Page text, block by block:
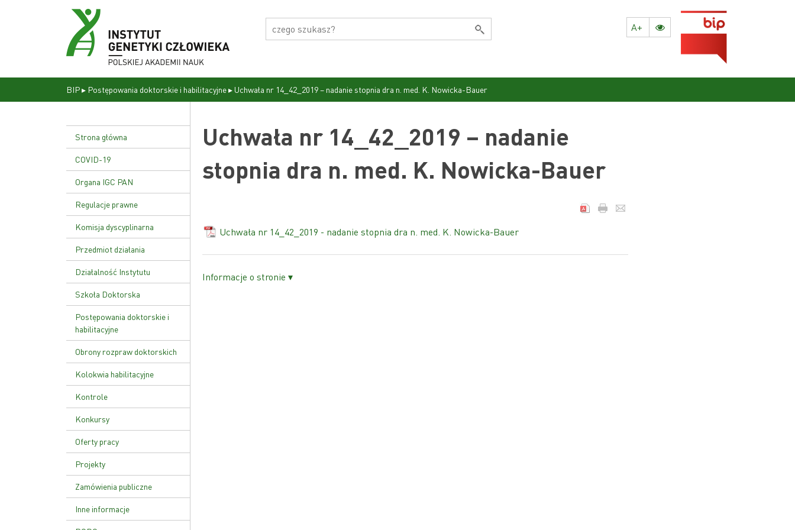
A+
BIP▸ Postępowania doktorskie i habilitacyjne▸ Uchwała nr 14_42_2019 – nadanie stopnia dra n. med. K. Nowicka-Bauer
Strona główna
COVID-19
Organa IGC PAN
Dyrekcja
Rada naukowa
Regulacje prawne
Statut Instytutu
Uchwała nr 17/02
Ustawa o PAN
Komisja dyscyplinarna
Przedmiot działania
Działalność Instytutu
Zakład Genetyki Molekularnej
i Translacyjnej
Zakład Funkcji Kwasów
Nukleinowych
Zakład Patologii Molekularnej
Zakład Zaawansowanych
Terapii Biomedycznych i
Niepłodności
Zakład Genetyki Nowotworów
Zakład Biologii Rozrodu i
Genomiki Gamet
Szkoła Doktorska
Plan zajęć
Rekrutacja
Postępowania doktorskie i
habilitacyjne
Obrony rozpraw doktorskich
Kolokwia habilitacyjne
Kontrole
Kontrola zarządcza
Kontrole zewnętrzne
sprawie kontroli zarządczej
Konkursy
Oferty pracy
Projekty
Zamówienia publiczne
Inne informacje
Uchwała nr 14_42_2019 – nadanie
stopnia dra n. med. K. Nowicka-Bauer
Uchwała nr 14_42_2019 - nadanie stopnia dra n. med. K. Nowicka-Bauer
Informacje o stronie ▾